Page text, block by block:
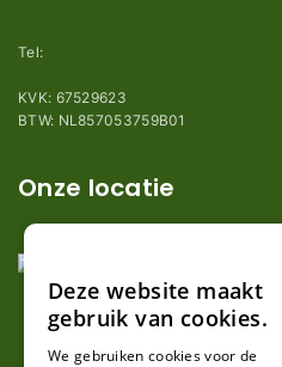
Tel:
KVK: 67529623
BTW: NL857053759B01
Onze locatie
Deze website maakt
gebruik van cookies.
We gebruiken cookies voor de